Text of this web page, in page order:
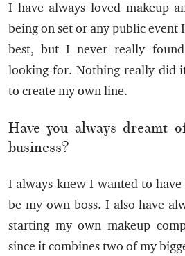
I have always loved makeup
being on set or any public
best, but I never really
looking for. Nothing really did
to create my own line.
Have you always dreamt
business?
I always knew I wanted to
be my own boss. I also have
starting my own makeup
since it combines two of my